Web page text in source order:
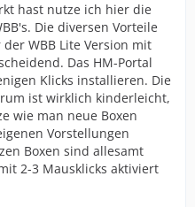
hast nutze ich hier die
Die diversen Vorteile
WBB Lite Version mit
Das HM-Portal
Klicks installieren. Die
ist wirklich kinderleicht,
wie man neue Boxen
Vorstellungen
Boxen sind allesamt
2-3 Mausklicks aktiviert